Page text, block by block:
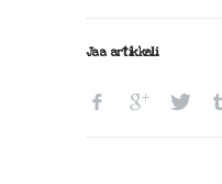
Jaa artikkeli